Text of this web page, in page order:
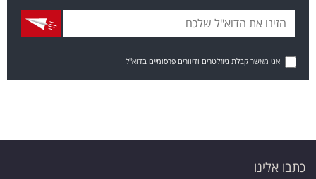
אני מאשר קבלת ניוזלטרים ודיוורים פרסומיים בדוא"ל
כתבו אלינו